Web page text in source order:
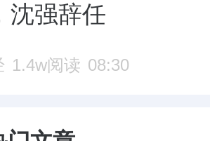
沈强辞任
1.4w阅读 08:30